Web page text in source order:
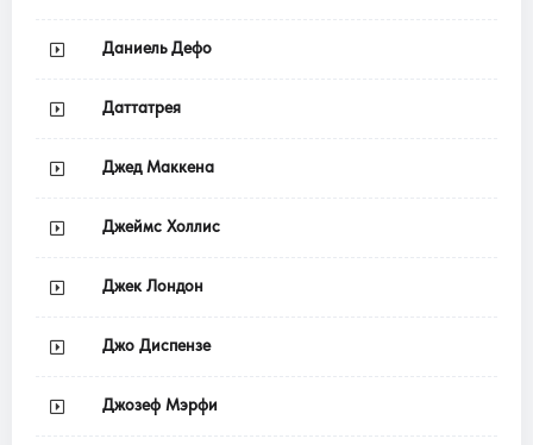
Даниель Дефо
Даттатрея
Джед Маккена
Джеймс Холлис
Джек Лондон
Джо Диспензе
Джозеф Мэрфи